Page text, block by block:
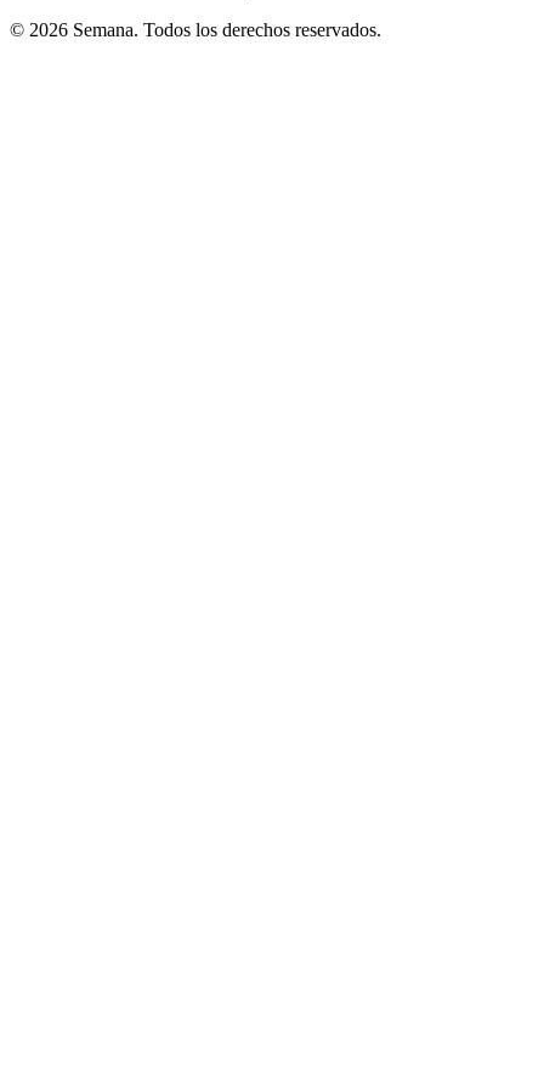
© 2026 Semana. Todos los derechos reservados.